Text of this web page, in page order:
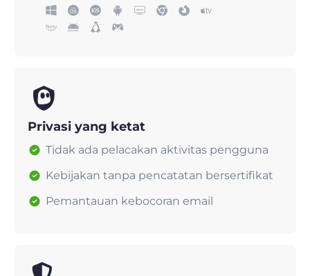
Privasi yang ketat
Tidak ada pelacakan aktivitas pengguna
Kebijakan tanpa pencatatan bersertifikat
Pemantauan kebocoran email